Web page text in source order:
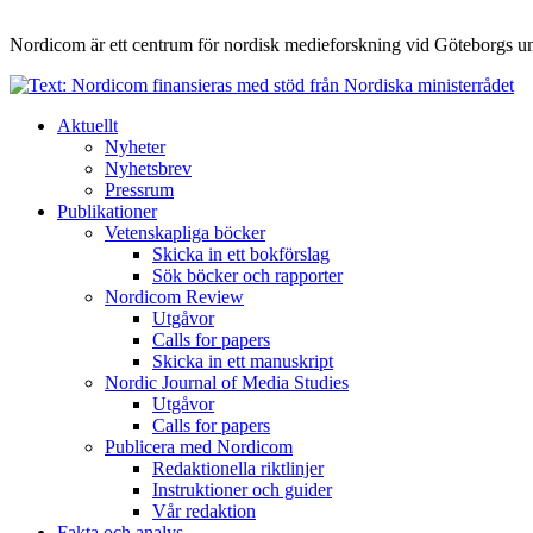
Nordicom är ett centrum för nordisk medieforskning vid Göteborgs
Aktuellt
Nyheter
Nyhetsbrev
Pressrum
Publikationer
Vetenskapliga böcker
Skicka in ett bokförslag
Sök böcker och rapporter
Nordicom Review
Utgåvor
Calls for papers
Skicka in ett manuskript
Nordic Journal of Media Studies
Utgåvor
Calls for papers
Publicera med Nordicom
Redaktionella riktlinjer
Instruktioner och guider
Vår redaktion